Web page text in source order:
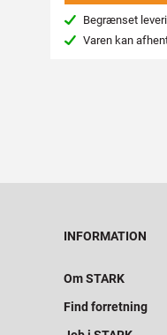
Begrænset
Varen kan
INFORMATION
Om STARK
Find forretning